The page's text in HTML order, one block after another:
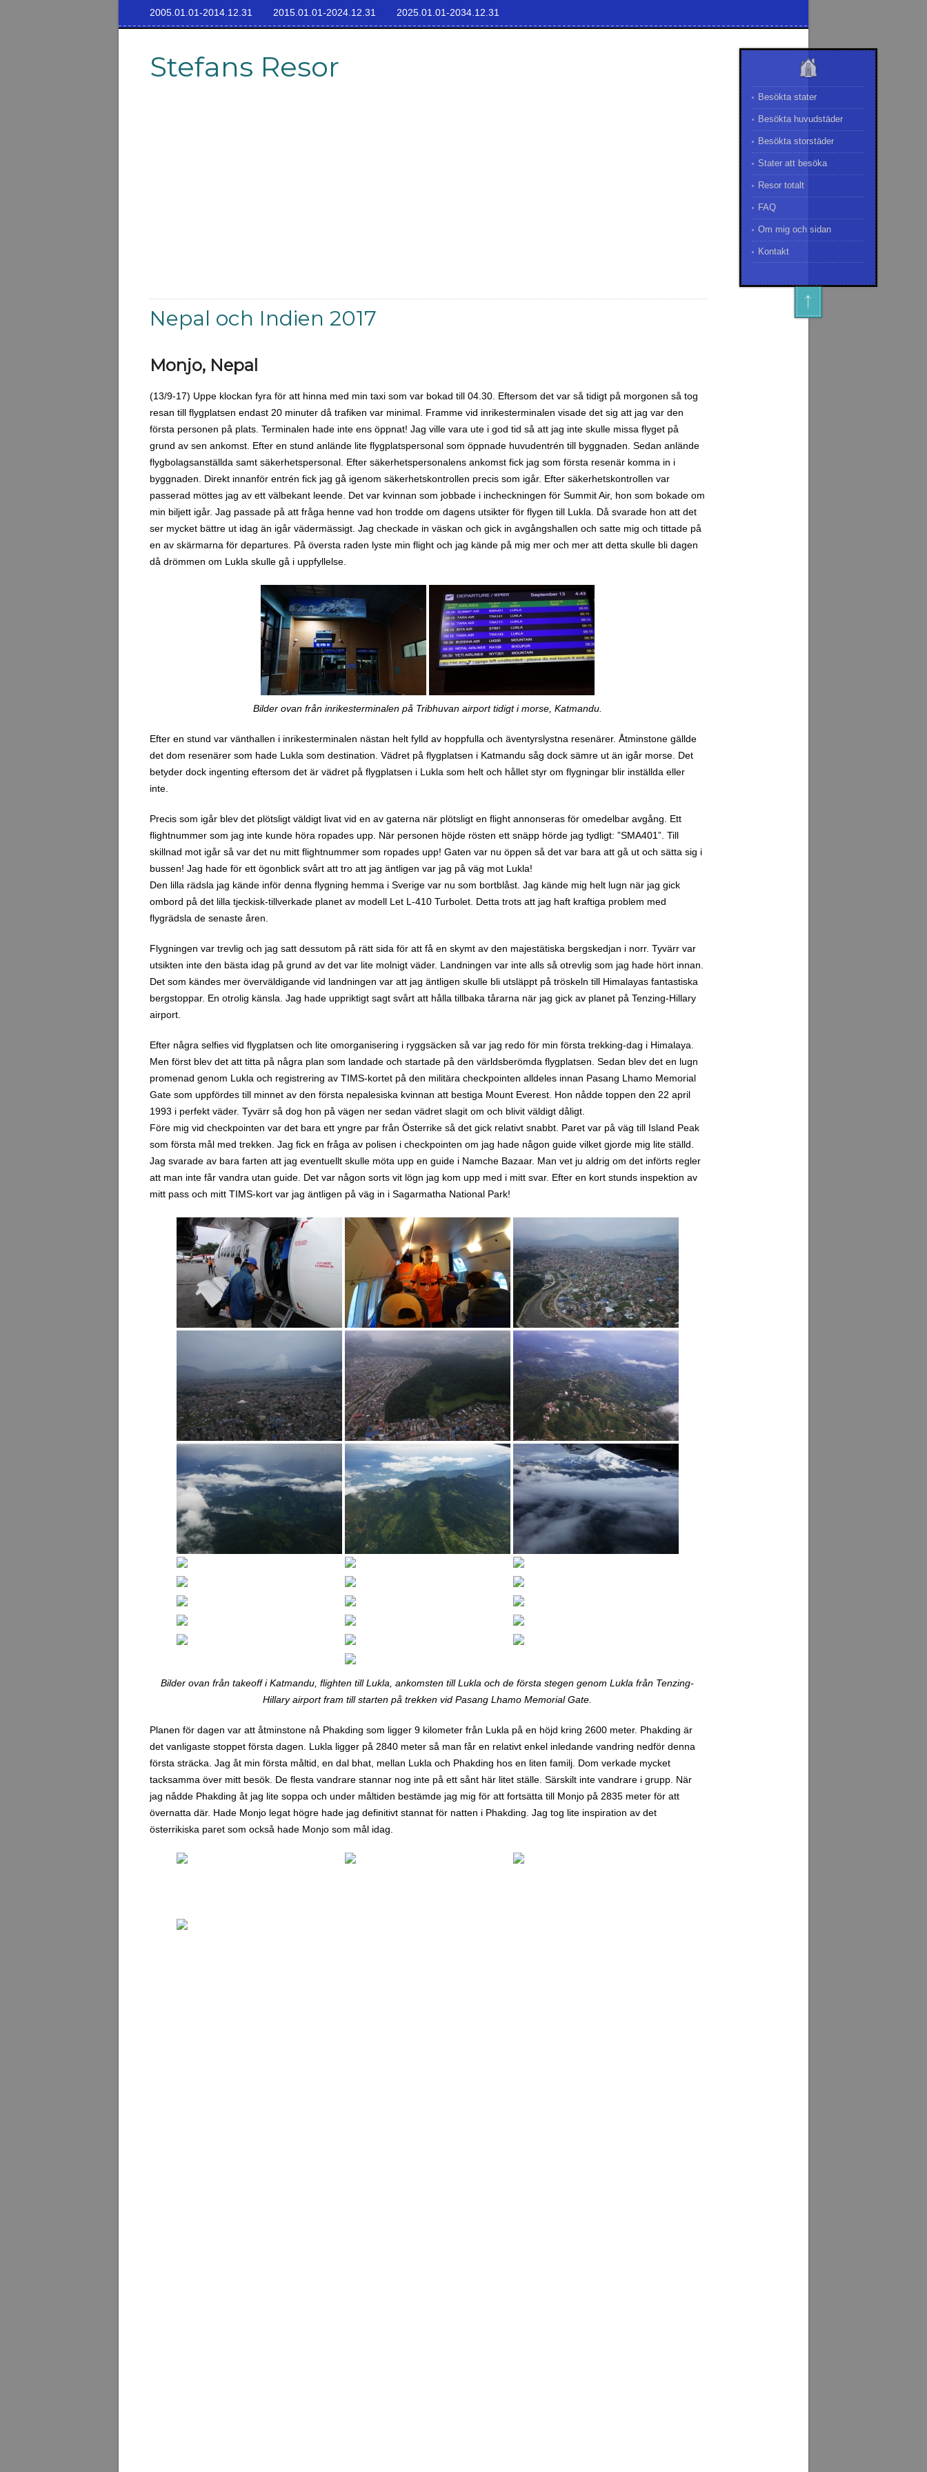
2005.01.01-2014.12.31 2015.01.01-2024.12.31 2025.01.01-2034.12.31
Stefans Resor
Besökta stater
Besökta huvudstäder
Besökta storstäder
Stater att besöka
Resor totalt
FAQ
Om mig och sidan
Kontakt
Nepal och Indien 2017
Monjo, Nepal
(13/9-17) Uppe klockan fyra för att hinna med min taxi som var bokad till 04.30. Eftersom det var så tidigt på morgonen så tog
resan till flygplatsen endast 20 minuter då trafiken var minimal. Framme vid inrikesterminalen visade det sig att jag var den
första personen på plats. Terminalen hade inte ens öppnat! Jag ville vara ute i god tid så att jag inte skulle missa flyget på
grund av sen ankomst. Efter en stund anlände lite flygplatspersonal som öppnade huvudentrén till byggnaden. Sedan anlände
flygbolagsanställda samt säkerhetspersonal. Efter säkerhetspersonalens ankomst fick jag som första resenär komma in i
byggnaden. Direkt innanför entrén fick jag gå igenom säkerhetskontrollen precis som igår. Efter säkerhetskontrollen var
passerad möttes jag av ett välbekant leende. Det var kvinnan som jobbade i incheckningen för Summit Air, hon som bokade om
min biljett igår. Jag passade på att fråga henne vad hon trodde om dagens utsikter för flygen till Lukla. Då svarade hon att det
ser mycket bättre ut idag än igår vädermässigt. Jag checkade in väskan och gick in avgångshallen och satte mig och tittade på
en av skärmarna för departures. På översta raden lyste min flight och jag kände på mig mer och mer att detta skulle bli dagen
då drömmen om Lukla skulle gå i uppfyllelse.
Bilder ovan från inrikesterminalen på Tribhuvan airport tidigt i morse, Katmandu.
Efter en stund var vänthallen i inrikesterminalen nästan helt fylld av hoppfulla och äventyrslystna resenärer. Åtminstone gällde
det dom resenärer som hade Lukla som destination. Vädret på flygplatsen i Katmandu såg dock sämre ut än igår morse. Det
betyder dock ingenting eftersom det är vädret på flygplatsen i Lukla som helt och hållet styr om flygningar blir inställda eller
inte.
Precis som igår blev det plötsligt väldigt livat vid en av gaterna när plötsligt en flight annonseras för omedelbar avgång. Ett
flightnummer som jag inte kunde höra ropades upp. När personen höjde rösten ett snäpp hörde jag tydligt: ”SMA401”. Till
skillnad mot igår så var det nu mitt flightnummer som ropades upp! Gaten var nu öppen så det var bara att gå ut och sätta sig i
bussen! Jag hade för ett ögonblick svårt att tro att jag äntligen var jag på väg mot Lukla!
Den lilla rädsla jag kände inför denna flygning hemma i Sverige var nu som bortblåst. Jag kände mig helt lugn när jag gick
ombord på det lilla tjeckisk-tillverkade planet av modell Let L-410 Turbolet. Detta trots att jag haft kraftiga problem med
flygrädsla de senaste åren.
Flygningen var trevlig och jag satt dessutom på rätt sida för att få en skymt av den majestätiska bergskedjan i norr. Tyvärr var
utsikten inte den bästa idag på grund av det var lite molnigt väder. Landningen var inte alls så otrevlig som jag hade hört innan.
Det som kändes mer överväldigande vid landningen var att jag äntligen skulle bli utsläppt på tröskeln till Himalayas fantastiska
bergstoppar. En otrolig känsla. Jag hade uppriktigt sagt svårt att hålla tillbaka tårarna när jag gick av planet på Tenzing-Hillary
airport.
Efter några selfies vid flygplatsen och lite omorganisering i ryggsäcken så var jag redo för min första trekking-dag i Himalaya.
Men först blev det att titta på några plan som landade och startade på den världsberömda flygplatsen. Sedan blev det en lugn
promenad genom Lukla och registrering av TIMS-kortet på den militära checkpointen alldeles innan Pasang Lhamo Memorial
Gate som uppfördes till minnet av den första nepalesiska kvinnan att bestiga Mount Everest. Hon nådde toppen den 22 april
1993 i perfekt väder. Tyvärr så dog hon på vägen ner sedan vädret slagit om och blivit väldigt dåligt.
Före mig vid checkpointen var det bara ett yngre par från Österrike så det gick relativt snabbt. Paret var på väg till Island Peak
som första mål med trekken. Jag fick en fråga av polisen i checkpointen om jag hade någon guide vilket gjorde mig lite ställd.
Jag svarade av bara farten att jag eventuellt skulle möta upp en guide i Namche Bazaar. Man vet ju aldrig om det införts regler
att man inte får vandra utan guide. Det var någon sorts vit lögn jag kom upp med i mitt svar. Efter en kort stunds inspektion av
mitt pass och mitt TIMS-kort var jag äntligen på väg in i Sagarmatha National Park!
Bilder ovan från takeoff i Katmandu, flighten till Lukla, ankomsten till Lukla och de första stegen genom Lukla från Tenzing-
Hillary airport fram till starten på trekken vid Pasang Lhamo Memorial Gate.
Planen för dagen var att åtminstone nå Phakding som ligger 9 kilometer från Lukla på en höjd kring 2600 meter. Phakding är
det vanligaste stoppet första dagen. Lukla ligger på 2840 meter så man får en relativt enkel inledande vandring nedför denna
första sträcka. Jag åt min första måltid, en dal bhat, mellan Lukla och Phakding hos en liten familj. Dom verkade mycket
tacksamma över mitt besök. De flesta vandrare stannar nog inte på ett sånt här litet ställe. Särskilt inte vandrare i grupp. När
jag nådde Phakding åt jag lite soppa och under måltiden bestämde jag mig för att fortsätta till Monjo på 2835 meter för att
övernatta där. Hade Monjo legat högre hade jag definitivt stannat för natten i Phakding. Jag tog lite inspiration av det
österrikiska paret som också hade Monjo som mål idag.